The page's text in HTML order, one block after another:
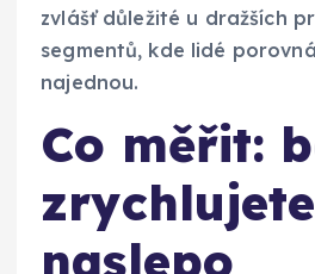
zvlášť důležité u dražších
segmentů, kde lidé
najednou.
Co měřit:
zrychlujete
naslepo